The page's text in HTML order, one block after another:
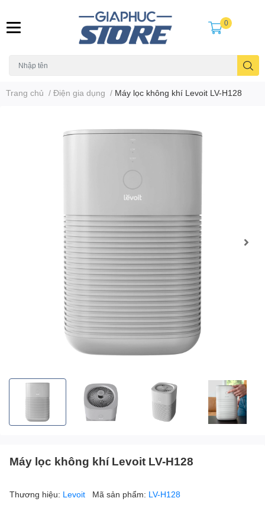
0
Trang chủ / Điện gia dụng / Máy lọc không khí Levoit LV-H128
Máy lọc không khí Levoit LV-H128
Thương hiệu: Levoit Mã sản phẩm: LV-H128